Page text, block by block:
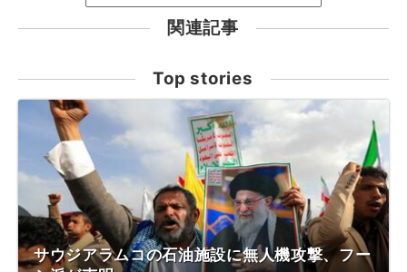
関連記事
Top stories
サウジアラムコの石油施設に無人機攻撃、フー